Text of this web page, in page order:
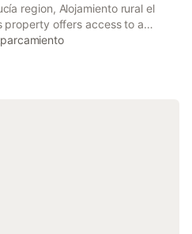
region, Alojamiento rural el
property offers access to a